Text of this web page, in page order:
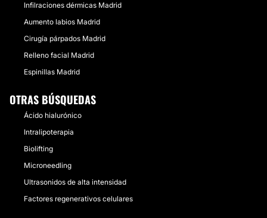
Infilraciones dérmicas Madrid
Aumento labios Madrid
Cirugía párpados Madrid
Relleno facial Madrid
Espinillas Madrid
OTRAS BÚSQUEDAS
Ácido hialurónico
Intralipoterapia
Biolifting
Microneedling
Ultrasonidos de alta intensidad
Factores regenerativos celulares